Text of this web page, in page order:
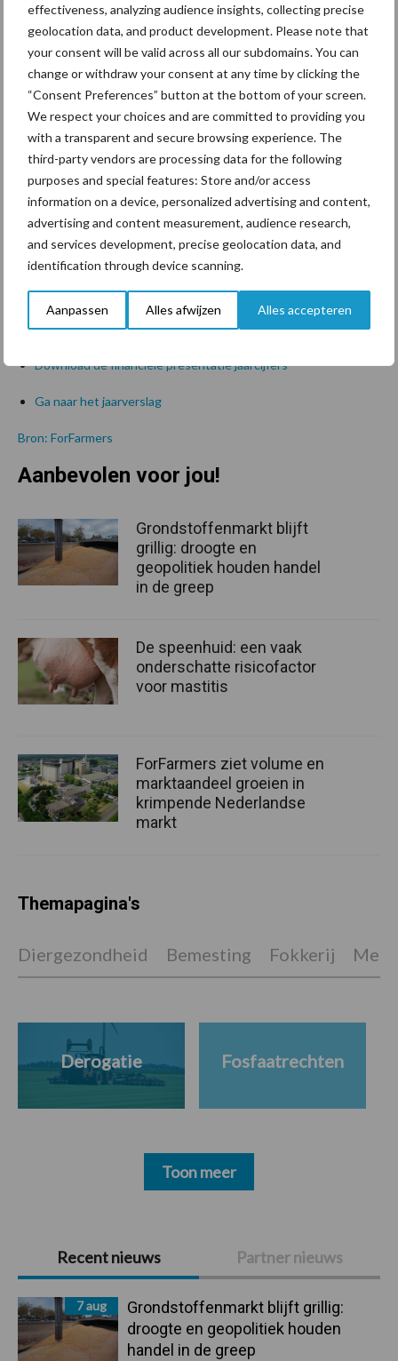
effectiveness, analyzing audience insights, collecting precise
geolocation data, and product development. Please note that
your consent will be valid across all our subdomains. You can
change or withdraw your consent at any time by clicking the
“Consent Preferences” button at the bottom of your screen.
We respect your choices and are committed to providing you
with a transparent and secure browsing experience. The
third-party vendors are processing data for the following
purposes and special features: Store and/or access
information on a device, personalized advertising and content,
advertising and content measurement, audience research,
and services development, precise geolocation data, and
identification through device scanning.
Aanpassen Alles afwijzen Alles accepteren
jaren heen zijn belangrijke stappen gezet met de opstelling van
hygiëneprotocollen en samenwerking in de sector om
verspreiding van dierziekten tegen te gaan.
versneld aan. We hebben ons in de afgelopen jaren met de
implementatie van strategie Horizon 2020 sterker
gepositioneerd in vier landen en zijn succesvol van start gegaan
in een vijfde land: de groeimarkt Polen. Onze marktposities en
onze schaalgrootte vormen een gezonde fundering om ook in de
nieuwe realiteit waarde te blijven creëren voor onze
stakeholders. We zullen op 12 mei 2020 onze strategie voor de
jaren 2020-2025 bekendmaken.
Download het volledige persbericht
Download de financiële presentatie jaarcijfers
Ga naar het jaarverslag
Bron: ForFarmers
Primaire
Sidebar
Recent nieuws Partner nieuws
7 aug
Grondstoffenmarkt blijft grillig:
droogte en geopolitiek houden
handel in de greep
Aanbevolen voor jou!
Grondstoffenmarkt blijft
grillig: droogte en
geopolitiek houden handel
in de greep
De speenhuid: een vaak
onderschatte risicofactor
voor mastitis
ForFarmers ziet volume en
marktaandeel groeien in
krimpende Nederlandse
markt
Themapagina's
Diergezondheid Bemesting Fokkerij
Derogatie Fosfaatrechten
Toon meer